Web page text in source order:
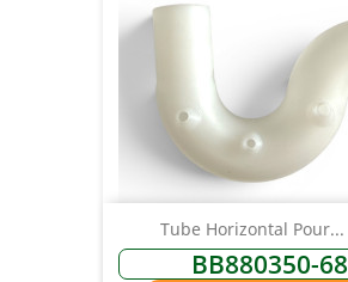
Tube Horizontal Pour...
BB880350-68